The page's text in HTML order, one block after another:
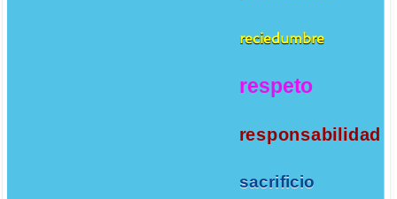
reciedumbre
respeto
responsabilidad
sacrificio